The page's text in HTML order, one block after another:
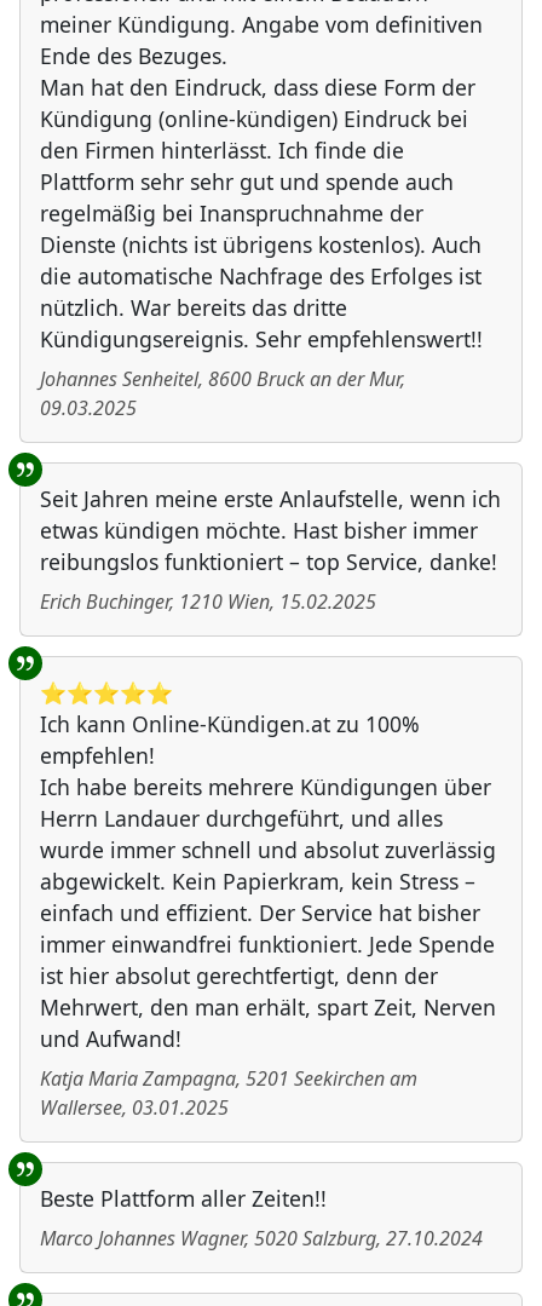
meiner Kündigung. Angabe vom definitiven
Ende des Bezuges.
Man hat den Eindruck, dass diese Form der
Kündigung (online-kündigen) Eindruck bei
den Firmen hinterlässt. Ich finde die
Plattform sehr sehr gut und spende auch
regelmäßig bei Inanspruchnahme der
Dienste (nichts ist übrigens kostenlos). Auch
die automatische Nachfrage des Erfolges ist
nützlich. War bereits das dritte
Kündigungsereignis. Sehr empfehlenswert!!
Johannes Senheitel, 8600Bruck an der Mur,
09.03.2025
Seit Jahren meine erste Anlaufstelle, wenn ich
etwas kündigen möchte. Hast bisher immer
reibungslos funktioniert – top Service, danke!
Erich Buchinger, 1210 Wien, 15.02.2025
⭐️⭐️⭐️⭐️⭐️
Ich kann Online-Kündigen.at zu 100%
empfehlen!
Ich habe bereits mehrere Kündigungen über
Herrn Landauer durchgeführt, und alles
wurde immer schnell und absolut zuverlässig
abgewickelt. Kein Papierkram, kein Stress –
einfach und effizient. Der Service hat bisher
immer einwandfrei funktioniert. Jede Spende
ist hier absolut gerechtfertigt, denn der
Mehrwert, den man erhält, spart Zeit, Nerven
und Aufwand!
Katja Maria Zampagna, 5201 Seekirchen am
Wallersee, 03.01.2025
Beste Plattform aller Zeiten!!
Marco Johannes Wagner, 5020Salzburg, 27.10.2024